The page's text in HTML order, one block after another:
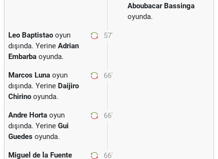
Aboubacar Bassinga
oyunda.
57'
Leo Baptistao oyun
dışında. Yerine Adrian
Embarba oyunda.
66'
Marcos Luna oyun
dışında. Yerine Daijiro
Chirino oyunda.
66'
Andre Horta oyun
dışında. Yerine Gui
Guedes oyunda.
66'
Miguel de la Fuente